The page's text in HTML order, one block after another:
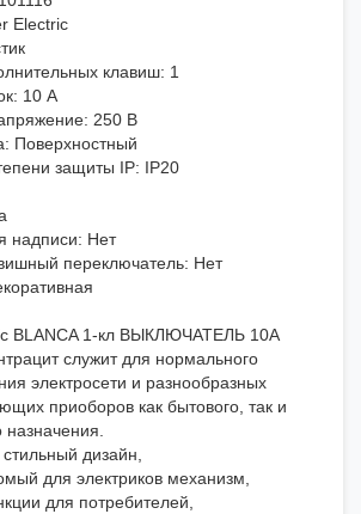
Electric
клавиш: 1
10 А
250 В
Поверхностный
защиты IP: IP20
надписи: Нет
переключатель: Нет
BLANCA 1-кл ВЫКЛЮЧАТЕЛЬ 10А
служит для нормального
электросети и разнообразных
приоборов как бытового, так и
дизайн,
для электриков механизм,
для потребителей,